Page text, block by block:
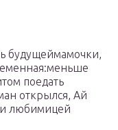
будущеймамочки,
поедать
открылся, Ай
и любимицей